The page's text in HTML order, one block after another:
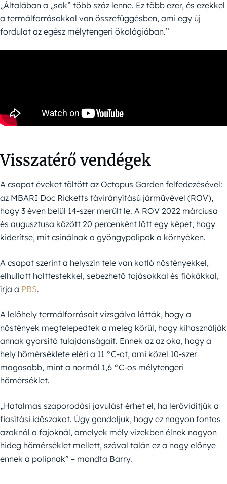
„Általában a „sok” több száz lenne. Ez több ezer, és ezekkel
a termálforrásokkal van összefüggésben, ami egy új
fordulat az egész mélytengeri ökológiában.”
Visszatérő vendégek
A csapat éveket töltött az Octopus Garden felfedezésével:
az MBARI Doc Ricketts távirányítású járművével (ROV),
hogy 3 éven belül 14-szer merült le. A ROV 2022 márciusa
és augusztusa között 20 percenként lőtt egy képet, hogy
kiderítse, mit csinálnak a gyöngypolipok a környéken.
A csapat szerint a helyszín tele van kotló nőstényekkel,
elhullott holttestekkel, sebezhető tojásokkal és fiókákkal,
írja a PBS.
A lelőhely termálforrásait vizsgálva látták, hogy a
nőstények megtelepedtek a meleg körül, hogy kihasználják
annak gyorsító tulajdonságait. Ennek az az oka, hogy a
hely hőmérséklete eléri a 11 °C-ot, ami közel 10-szer
magasabb, mint a normál 1,6 °C-os mélytengeri
hőmérséklet.
„Hatalmas szaporodási javulást érhet el, ha lerövidítjük a
fiasítási időszakot. Úgy gondoljuk, hogy ez nagyon fontos
azoknál a fajoknál, amelyek mély vizekben élnek nagyon
hideg hőmérséklet mellett, szóval talán ez a nagy előnye
ennek a polipnak” – mondta Barry.